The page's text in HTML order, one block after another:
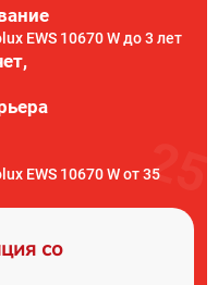
EWS 10670 W до 3 лет
EWS 10670 W от 35
со